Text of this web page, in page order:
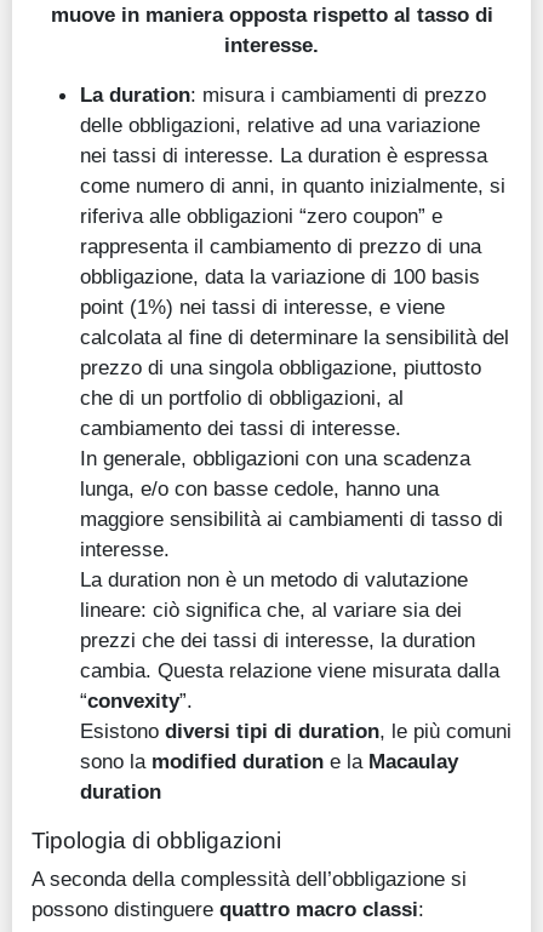
muove in maniera opposta rispetto al tasso di
interesse.
La duration: misura i cambiamenti di prezzo
delle obbligazioni, relative ad una variazione
nei tassi di interesse. La duration è espressa
come numero di anni, in quanto inizialmente, si
riferiva alle obbligazioni “zero coupon” e
rappresenta il cambiamento di prezzo di una
obbligazione, data la variazione di 100 basis
point (1%) nei tassi di interesse, e viene
calcolata al fine di determinare la sensibilità del
prezzo di una singola obbligazione, piuttosto
che di un portfolio di obbligazioni, al
cambiamento dei tassi di interesse.
In generale, obbligazioni con una scadenza
lunga, e/o con basse cedole, hanno una
maggiore sensibilità ai cambiamenti di tasso di
interesse.
La duration non è un metodo di valutazione
lineare: ciò significa che, al variare sia dei
prezzi che dei tassi di interesse, la duration
cambia. Questa relazione viene misurata dalla
“convexity”.
Esistono diversi tipi di duration, le più comuni
sono la modified duration e la Macaulay
duration
Tipologia di obbligazioni
A seconda della complessità dell’obbligazione si
possono distinguere quattro macro classi: